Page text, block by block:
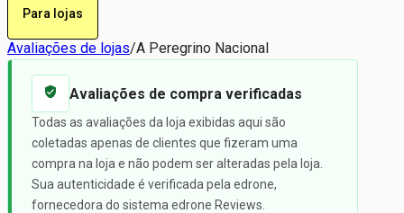
Para lojas
Avaliações de lojas/A Peregrino Nacional
Avaliações de compra verificadas
Todas as avaliações da loja exibidas aqui são
coletadas apenas de clientes que fizeram uma
compra na loja e não podem ser alteradas pela loja.
Sua autenticidade é verificada pela edrone,
fornecedora do sistema edrone Reviews.